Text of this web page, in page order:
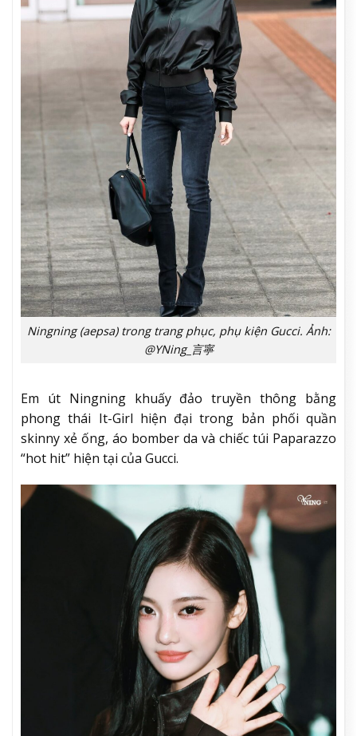
Ningning (aepsa) trong trang phục, phụ kiện Gucci. Ảnh:
@YNing_言寧
Em út Ningning khuấy đảo truyền thông bằng
phong thái It-Girl hiện đại trong bản phối quần
skinny xẻ ống, áo bomber da và chiếc túi Paparazzo
“hot hit” hiện tại của Gucci.